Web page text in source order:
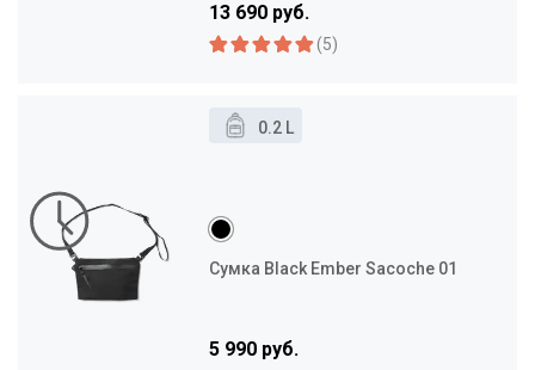
13 690 руб.
(5)
0.2 L
Сумка Black Ember Sacoche 01
5 990 руб.